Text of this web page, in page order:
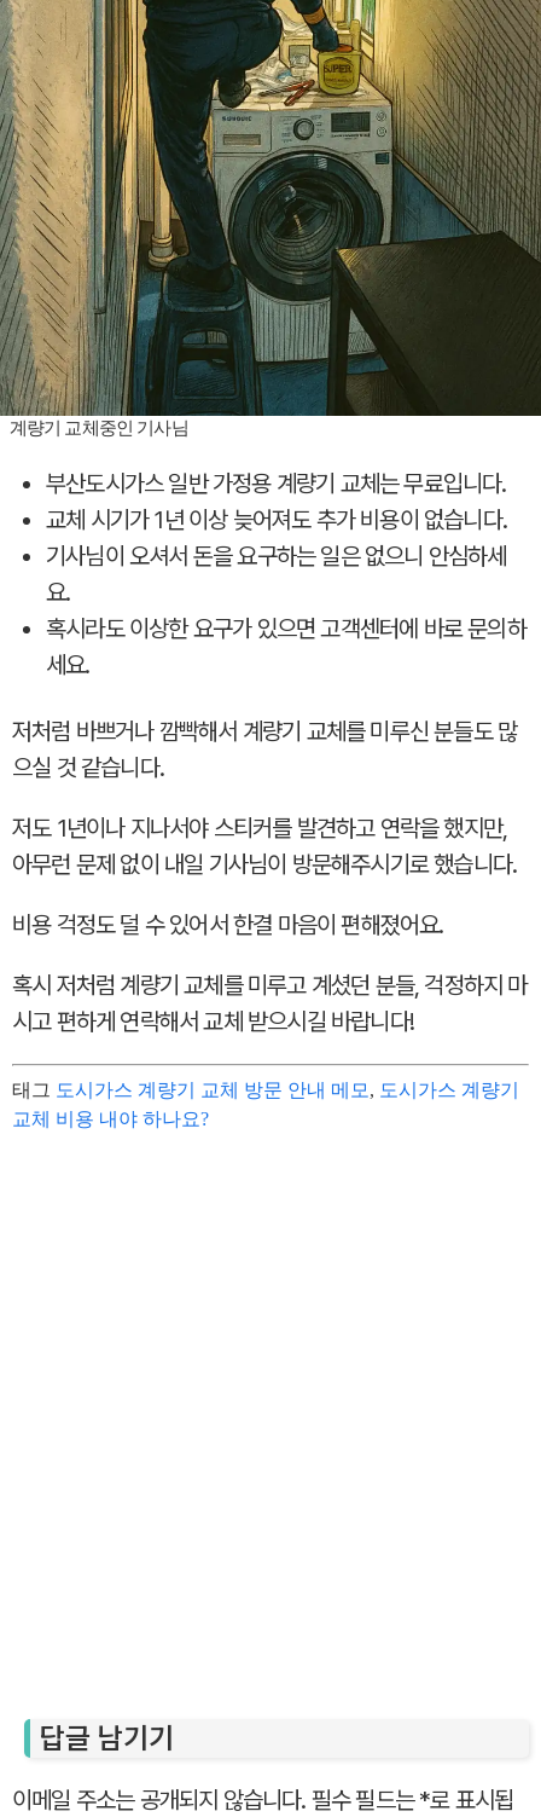
계량기 교체중인 기사님
부산도시가스 일반 가정용 계량기 교체는 무료입니다.
교체 시기가 1년 이상 늦어져도 추가 비용이 없습니다.
기사님이 오셔서 돈을 요구하는 일은 없으니 안심하세
요.
혹시라도 이상한 요구가 있으면 고객센터에 바로 문의하
세요.
저처럼 바쁘거나 깜빡해서 계량기 교체를 미루신 분들도 많
으실 것 같습니다.
저도 1년이나 지나서야 스티커를 발견하고 연락을 했지만,
아무런 문제 없이 내일 기사님이 방문해주시기로 했습니다.
비용 걱정도 덜 수 있어서 한결 마음이 편해졌어요.
혹시 저처럼 계량기 교체를 미루고 계셨던 분들, 걱정하지 마
시고 편하게 연락해서 교체 받으시길 바랍니다!
태그 도시가스 계량기 교체 방문 안내 메모 , 도시가스 계량기
교체 비용 내야 하나요?
답글 남기기
이메일 주소는 공개되지 않습니다. 필수 필드는*로 표시됩